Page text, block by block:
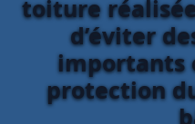
toiture
d’éviter
importants
protection